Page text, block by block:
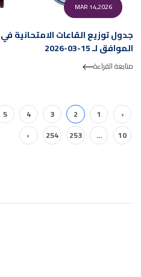
MAR 14,2026
الموافق لـ 15-03-2026
متابعة القراءة
‹
1
2
3
4
5
10
...
253
254
›